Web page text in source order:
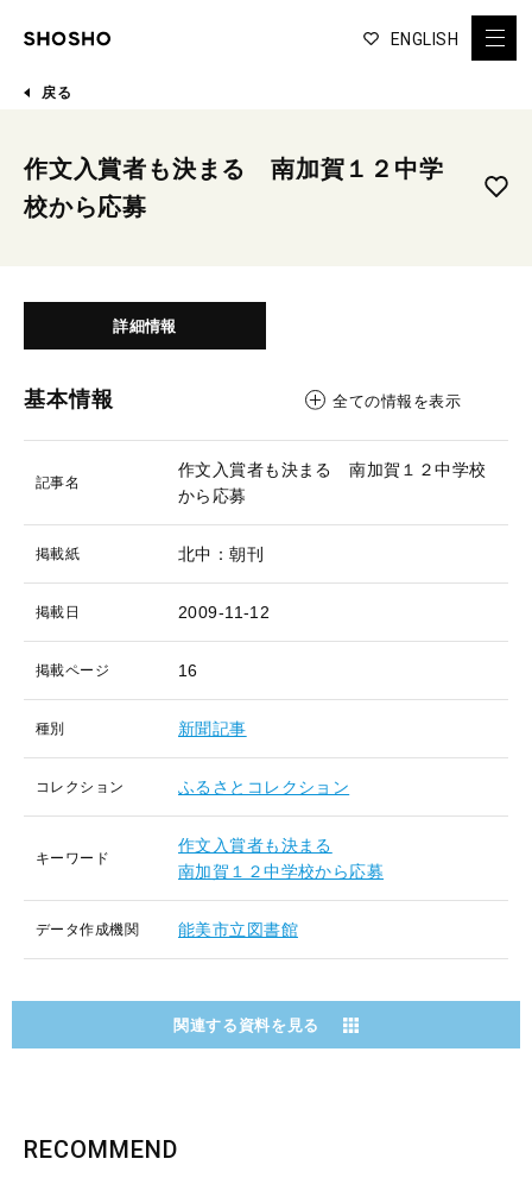
ENGLISH
戻る
作文入賞者も決まる 南加賀１２中学
校から応募
詳細情報
基本情報 全ての情報を表示
記事名
作文入賞者も決まる 南加賀１２中学校
から応募
掲載紙 北中：朝刊
掲載日 2009-11-12
掲載ページ 16
種別 新聞記事
コレクション ふるさとコレクション
キーワード
作文入賞者も決まる
南加賀１２中学校から応募
データ作成機関 能美市立図書館
関連する資料を見る
RECOMMEND